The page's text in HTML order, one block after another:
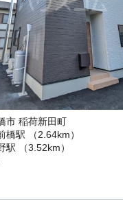
市 稲荷新田町
橋駅 （2.64km）
駅 （3.52km）